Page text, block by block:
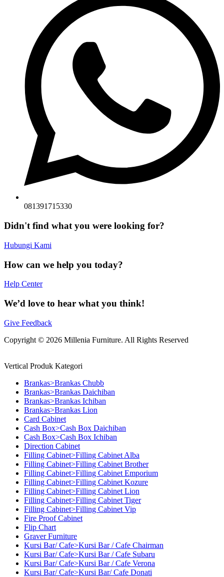
081391715330
Didn't find what you were looking for?
Hubungi Kami
How can we help you today?
Help Center
We’d love to hear what you think!
Give Feedback
Copyright © 2026 Millenia Furniture. All Rights Reserved
Vertical Produk Kategori
Brankas>Brankas Chubb
Brankas>Brankas Daichiban
Brankas>Brankas Ichiban
Brankas>Brankas Lion
Card Cabinet
Cash Box>Cash Box Daichiban
Cash Box>Cash Box Ichiban
Direction Cabinet
Filling Cabinet>Filling Cabinet Alba
Filling Cabinet>Filling Cabinet Brother
Filling Cabinet>Filling Cabinet Emporium
Filling Cabinet>Filling Cabinet Kozure
Filling Cabinet>Filling Cabinet Lion
Filling Cabinet>Filling Cabinet Tiger
Filling Cabinet>Filling Cabinet Vip
Fire Proof Cabinet
Flip Chart
Graver Furniture
Kursi Bar/ Cafe>Kursi Bar / Cafe Chairman
Kursi Bar/ Cafe>Kursi Bar / Cafe Subaru
Kursi Bar/ Cafe>Kursi Bar / Cafe Verona
Kursi Bar/ Cafe>Kursi Bar/ Cafe Donati